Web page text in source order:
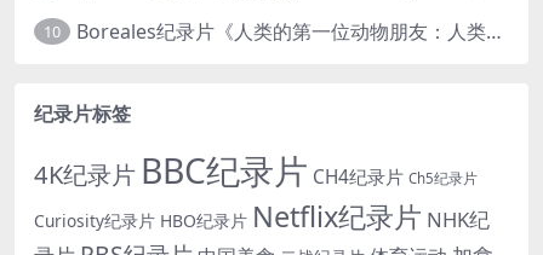
10 Boreales纪录片《人类的第一位动物朋友：人类和狗的神奇故事 Man’s First Friend 2018》英语中英双字 1080P/MP4/1.8G 狗的神奇故事
纪录片标签
4K纪录片 BBC纪录片 CH4纪录片 Ch5纪录片
Curiosity纪录片 HBO纪录片 Netflix纪录片 NHK纪